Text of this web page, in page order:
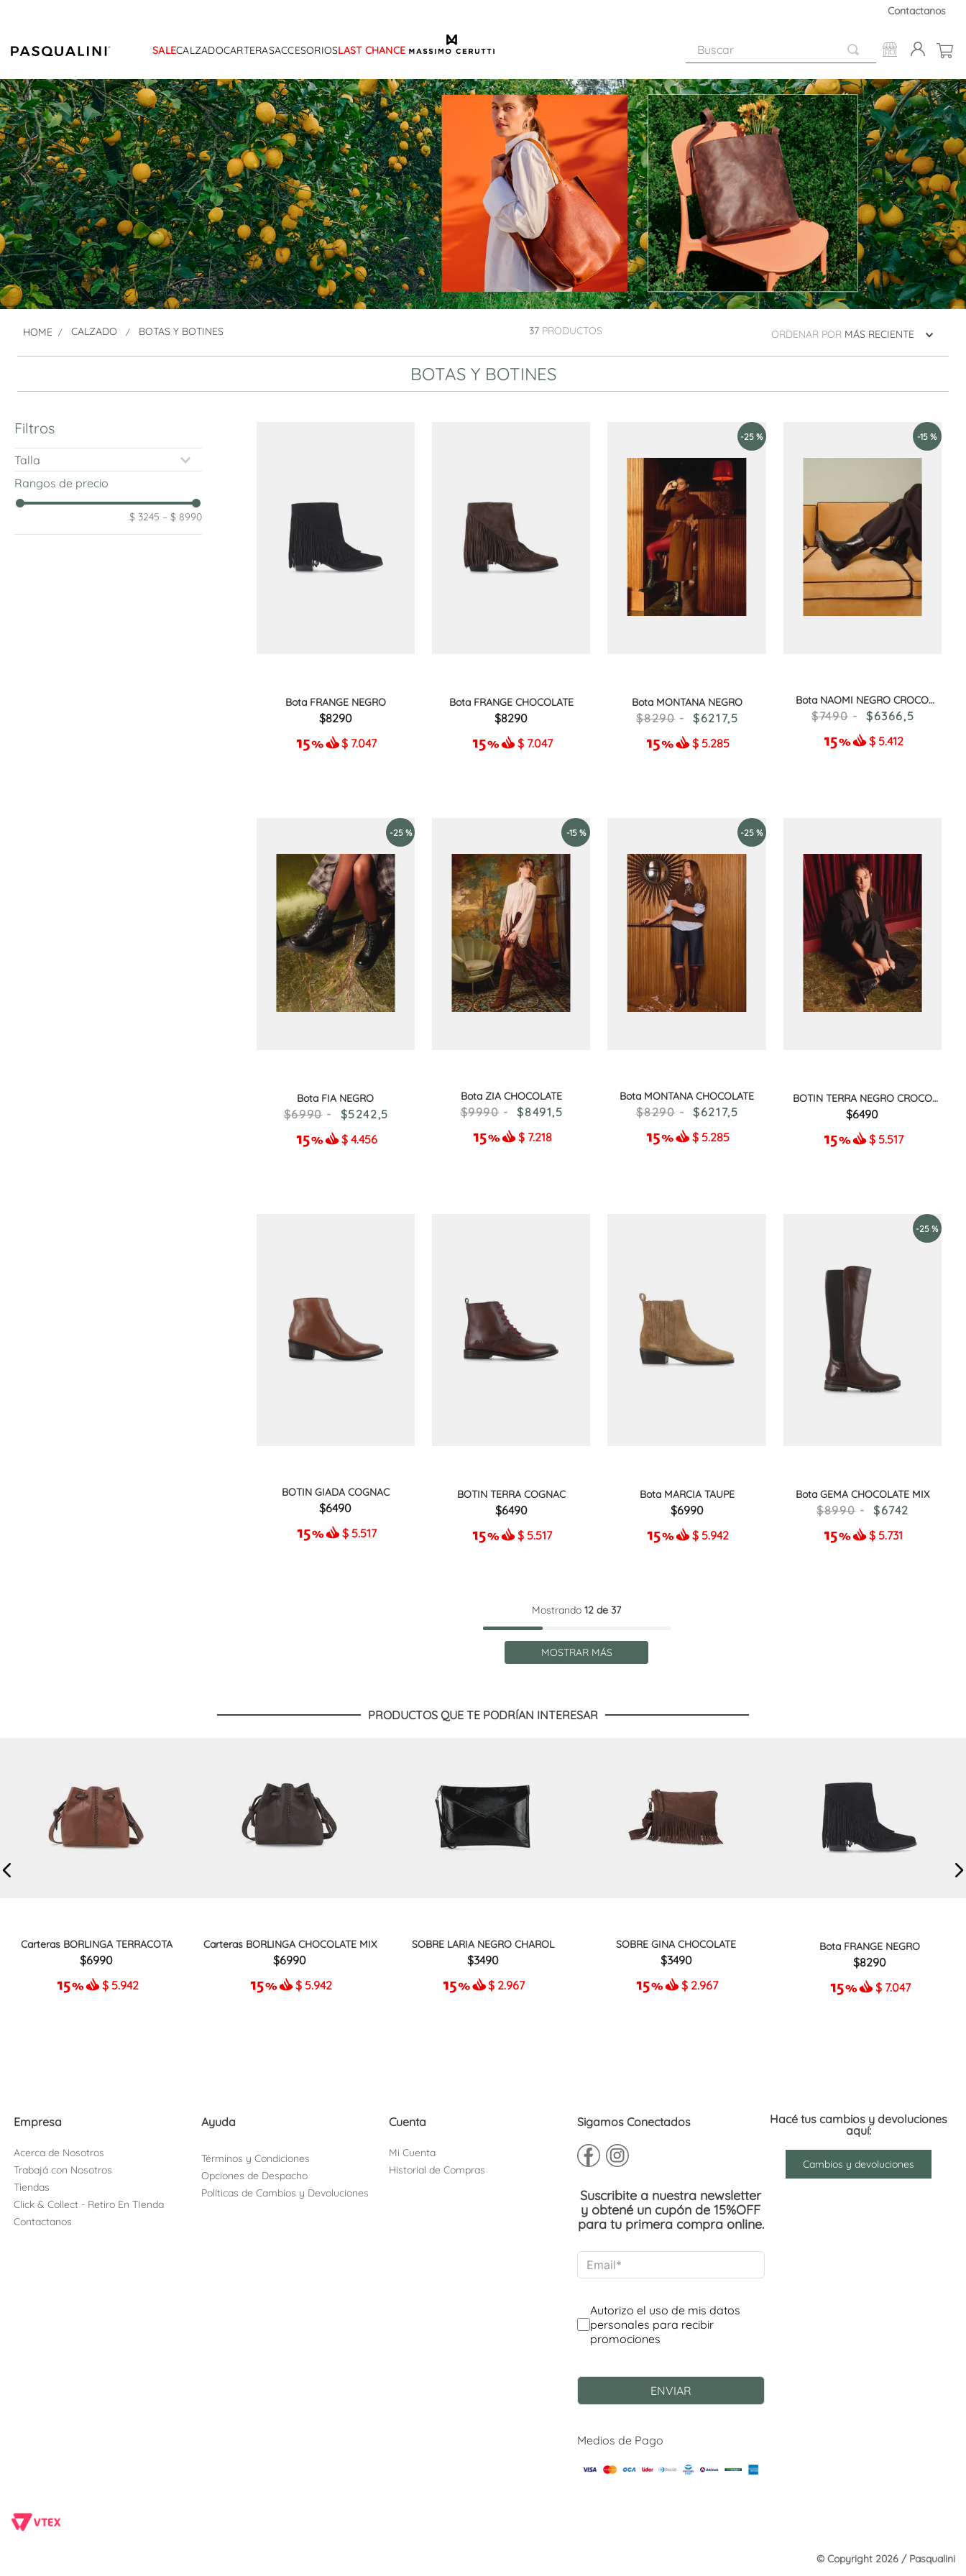
Contactanos
SALECALZADOCARTERASACCESORIOSLAST CHANCE
CALZADO BOTAS Y BOTINES 37 PRODUCTOS ORDENAR POR MÁS RECIENTE
BOTAS Y BOTINES
Filtros
Talla
35
38
Rangos de precio
$ 3245 – $ 8990
Bota FRANGE NEGRO
8290
$ 7.047
Bota FRANGE CHOCOLATE
8290
$ 7.047
-25 %
Bota MONTANA NEGRO
8290 6217,5
$ 5.285
-15 %
Bota NAOMI NEGRO CROCO
CHAROL
7490 6366,5
$ 5.412
-25 %
Bota FIA NEGRO
6990 5242,5
$ 4.456
-15 %
Bota ZIA CHOCOLATE
9990 8491,5
$ 7.218
-25 %
Bota MONTANA CHOCOLATE
8290 6217,5
$ 5.285
BOTIN TERRA NEGRO CROCO
CHAROL
6490
$ 5.517
BOTIN GIADA COGNAC
6490
$ 5.517
BOTIN TERRA COGNAC
6490
$ 5.517
Bota MARCIA TAUPE
6990
$ 5.942
-25 %
Bota GEMA CHOCOLATE MIX
8990
6742
$ 5.731
Mostrando12 de 37
MOSTRAR MÁS
PRODUCTOS QUE TE PODRÍAN INTERESAR
Carteras BORLINGA TERRACOTA
6990
$ 5.942
Carteras BORLINGA CHOCOLATE MIX
6990
$ 5.942
SOBRE LARIA NEGRO CHAROL
3490
$ 2.967
SOBRE GINA CHOCOLATE
3490
$ 2.967
Bota FRANGE NEGRO
8290
$ 7.047
Empresa
Acerca de Nosotros
Trabajá con Nosotros
Tiendas
Click & Collect - Retiro En TIenda
Contactanos
Ayuda
Términos y Condiciones
Opciones de Despacho
Políticas de Cambios y Devoluciones
Cuenta
Mi Cuenta
Historial de Compras
Sigamos Conectados
Suscribite a nuestra newsletter
y obtené un cupón de 15%OFF
para tu primera compra online.
Medios de Pago
Hacé tus cambios y devoluciones
aquí:
Cambios y devoluciones
© Copyright 2026 / Pasqualini
TÉRMINOS MÁS BUSCADOS
1.
sandalias
2.
mocasin
3.
sandalia
4.
botas
5.
zapato
6.
cartera
7.
ballerina
8.
tina
9.
adelaida